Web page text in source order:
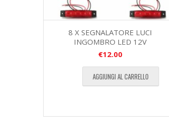
8 X SEGNALATORE LUCI
INGOMBRO LED 12V
€12.00
AGGIUNGI AL CARRELLO